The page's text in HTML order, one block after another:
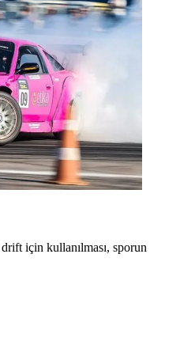
için kullanılması, sporun